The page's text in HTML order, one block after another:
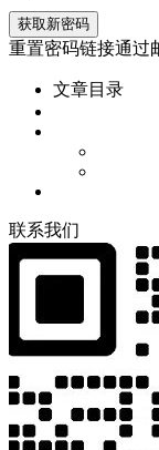
重置密码链接通过
文章目录
联系我们